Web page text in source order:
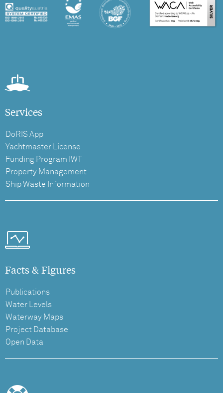
Services
DoRIS App
Yachtmaster License
Funding Program IWT
Property Management
Ship Waste Information
Facts & Figures
Publications
Water Levels
Waterway Maps
Project Database
Open Data